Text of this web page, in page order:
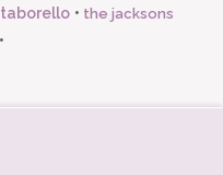
• the jacksons
•